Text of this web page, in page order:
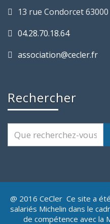
13 rue Condorcet
04.28.70.18.64
association@cecler.fr
Rechercher
@ 2016 CeCler Ce site a
salariés Michelin dans le
de compétence avec la